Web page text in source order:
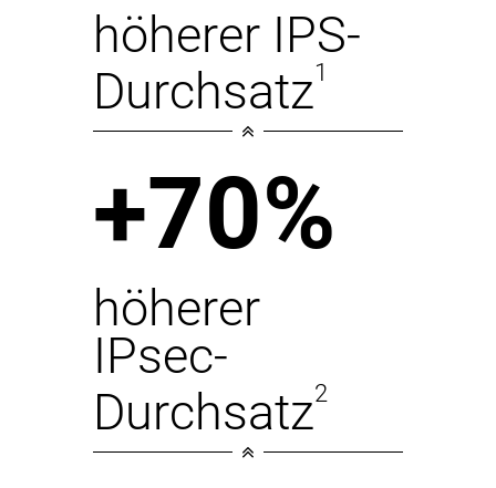
höherer IPS-
Durchsatz1
+70%
höherer
IPsec-
Durchsatz2